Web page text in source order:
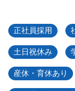
正社員採用
土日祝休み
産休・育休あり